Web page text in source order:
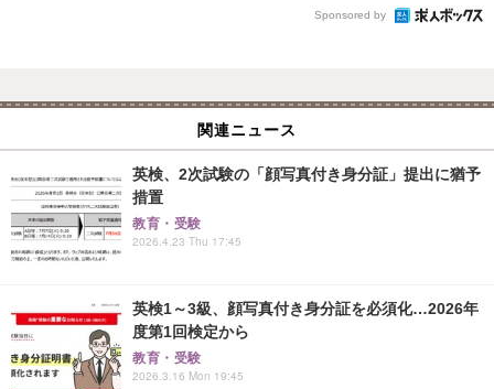
Sponsored by
関連ニュース
英検、2次試験の「顔写真付き身分証」提出に猶予
措置
教育・受験
2026.4.23 Thu 17:45
英検1～3級、顔写真付き身分証を必須化…2026年
度第1回検定から
教育・受験
2026.3.16 Mon 19:45